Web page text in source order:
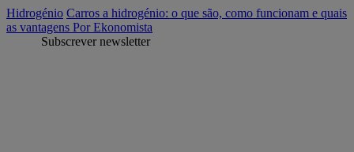
Hidrogénio Carros a hidrogénio: o que são, como funcionam e quais
as vantagens Por Ekonomista
Subscrever newsletter